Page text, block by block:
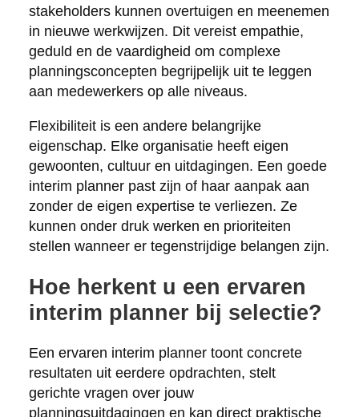
stakeholders kunnen overtuigen en meenemen
in nieuwe werkwijzen. Dit vereist empathie,
geduld en de vaardigheid om complexe
planningsconcepten begrijpelijk uit te leggen
aan medewerkers op alle niveaus.
Flexibiliteit is een andere belangrijke
eigenschap. Elke organisatie heeft eigen
gewoonten, cultuur en uitdagingen. Een goede
interim planner past zijn of haar aanpak aan
zonder de eigen expertise te verliezen. Ze
kunnen onder druk werken en prioriteiten
stellen wanneer er tegenstrijdige belangen zijn.
Hoe herkent u een ervaren
interim planner bij selectie?
Een ervaren interim planner toont concrete
resultaten uit eerdere opdrachten, stelt
gerichte vragen over jouw
planningsuitdagingen en kan direct praktische